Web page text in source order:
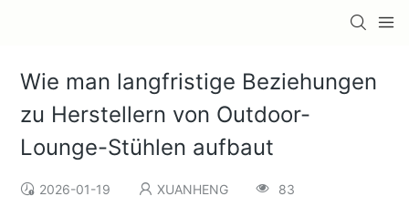
Wie man langfristige Beziehungen
zu Herstellern von Outdoor-
Lounge-Stühlen aufbaut
2026-01-19 XUANHENG 83